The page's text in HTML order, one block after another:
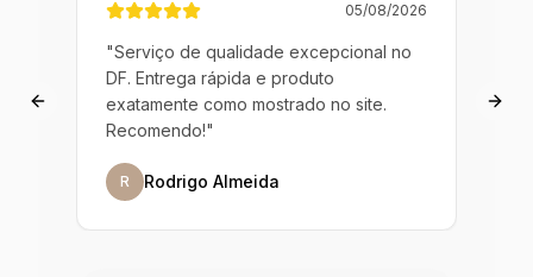
05/08/2026
"Serviço de qualidade excepcional no
DF. Entrega rápida e produto
exatamente como mostrado no site.
Recomendo!"
R Rodrigo Almeida
que
Previous slide